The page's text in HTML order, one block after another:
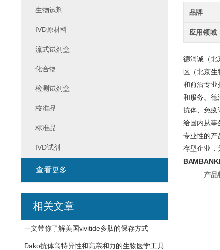
品牌
应用领域
德润诚（北
区（北京
和前沿专业
和服务。德
抗体、免疫
给国内从事
专业性的产
存型企业，
产品
生物试剂
IVD原材料
流式试剂盒
化合物
检测试剂盒
校准品
标准品
IVD试剂
查看更多
相关文章
一文带你了解美国vivitide多肽的保存方式
Dako抗体高特异性和高亲和力的生物医学工具